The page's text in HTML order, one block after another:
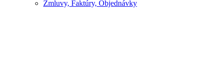
Zmluvy, Faktúry, Objednávky